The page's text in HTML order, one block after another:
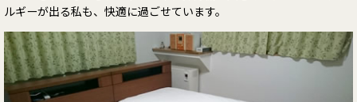
ルギーが出る私も、快適に過ごせています。